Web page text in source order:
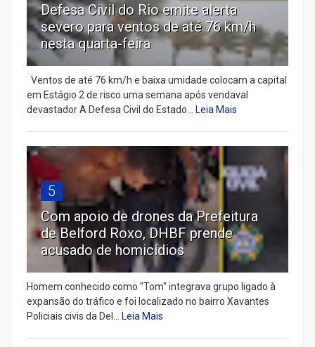
Defesa Civil do Rio emite alerta
severo para ventos de até 76 km/h
nesta quarta-feira
Ventos de até 76 km/h e baixa umidade colocam a capital
em Estágio 2 de risco uma semana após vendaval
devastador A Defesa Civil do Estado...
Leia Mais
5
Com apoio de drones da Prefeitura
de Belford Roxo, DHBF prende
acusado de homicídios
Homem conhecido como "Tom" integrava grupo ligado à
expansão do tráfico e foi localizado no bairro Xavantes
Policiais civis da Del...
Leia Mais